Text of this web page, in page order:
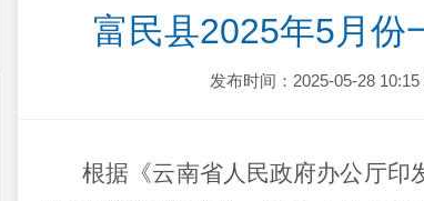
富民县2025年5月份
发布时间：2025-05-28 10:15
根据《云南省人民政府办公厅印